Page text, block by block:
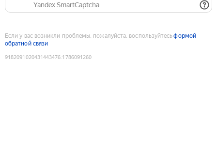
Yandex SmartCaptcha
Если у вас возникли проблемы, пожалуйста, воспользуйтесьформой
обратной связи
9182091020431443476:1786091260